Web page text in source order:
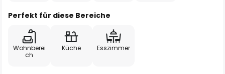
Perfekt für diese Bereiche
Wohnberei
ch
Küche Esszimmer